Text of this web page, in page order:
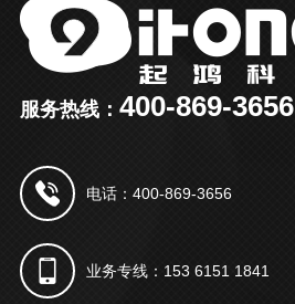
服务热线： 400-869-3656
电话：400-869-3656
业务专线：153 6151 1841